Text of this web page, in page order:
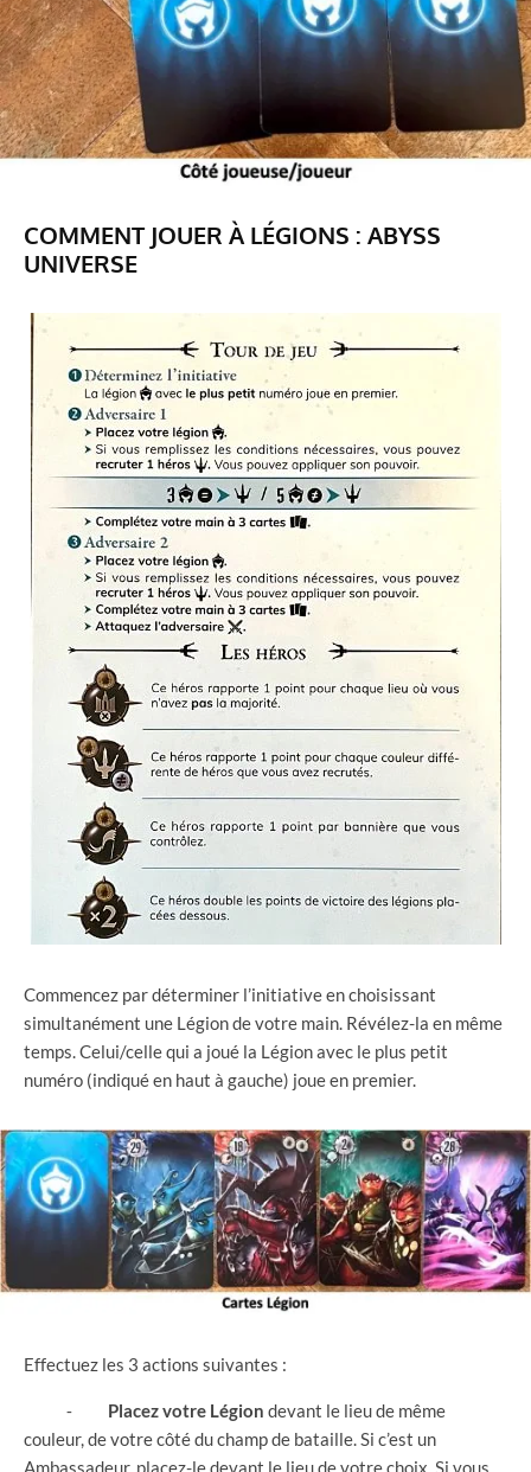
COMMENT JOUER À LÉGIONS : ABYSS
UNIVERSE
Commencez par déterminer l’initiative en choisissant
simultanément une Légion de votre main. Révélez-la en même
temps. Celui/celle qui a joué la Légion avec le plus petit
numéro (indiqué en haut à gauche) joue en premier.
Effectuez les 3 actions suivantes :
⁃ Placez votre Légion devant le lieu de même
couleur, de votre côté du champ de bataille. Si c’est un